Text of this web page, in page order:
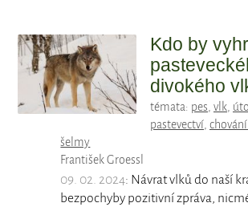
Kdo by
divokého
témata: pes, vlk,
pastevectví,
šelmy
František Groessl
09. 02. 2024: Návrat vlků do naší
bezpochyby pozitivní zpráva,